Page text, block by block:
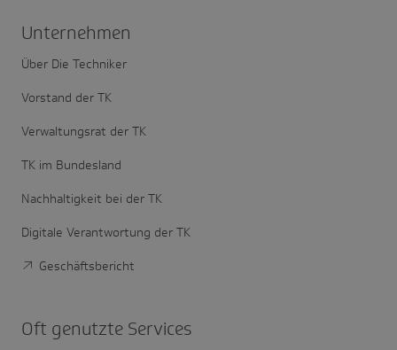
Unter­nehmen
Über Die Techniker
Vorstand der TK
Verwaltungsrat der TK
TK im Bundesland
Nachhaltigkeit bei der TK
Digitale Verantwortung der TK
Geschäftsbericht
Oft genutzte Services